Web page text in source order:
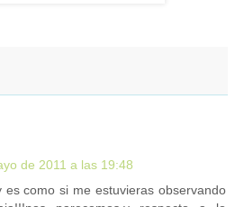
de 2011 a las 19:48
es como si me estuvieras observando